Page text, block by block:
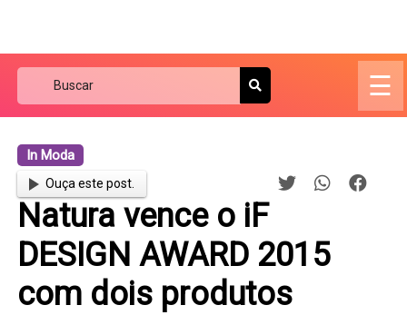
☰
In Moda
Ouça este post.
Natura vence o iF
DESIGN AWARD 2015
com dois produtos